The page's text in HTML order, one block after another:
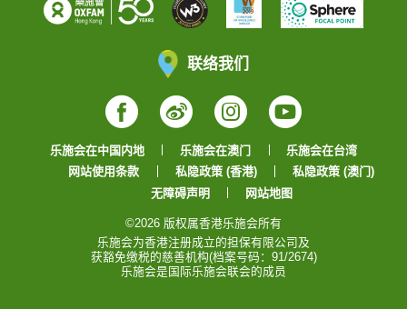
联络我们
Facebook
WeiboInstagram
YouTube
乐施会在中国内地 乐施会在澳门
乐施会在台湾
网站使用条款
私隐政策 (香港)
私隐政策 (澳门)
无障碍声明
网站地图
©2026 版权属香港乐施会所有
乐施会为香港注册成立的担保有限公司及
获豁免缴税的慈善机构(档案号码：91/2674)
乐施会是国际乐施会联会的成员